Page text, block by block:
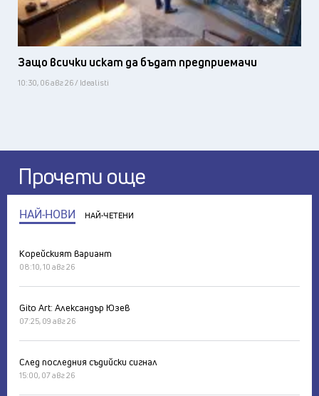
Защо всички искат да бъдат предприемачи
10:30, 06 авг 26 / Idealisti
Прочети още
НАЙ-НОВИ НАЙ-ЧЕТЕНИ
Корейският вариант
08:10, 10 авг 26
Gito Art: Александър Юзев
07:25, 09 авг 26
След последния съдийски сигнал
15:00, 07 авг 26